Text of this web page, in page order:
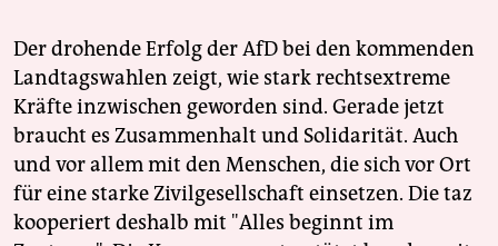
Der drohende Erfolg der AfD bei den kommenden
Landtagswahlen zeigt, wie stark rechtsextreme
Kräfte inzwischen geworden sind. Gerade jetzt
braucht es Zusammenhalt und Solidarität. Auch
und vor allem mit den Menschen, die sich vor Ort
für eine starke Zivilgesellschaft einsetzen. Die taz
kooperiert deshalb mit "Alles beginnt im